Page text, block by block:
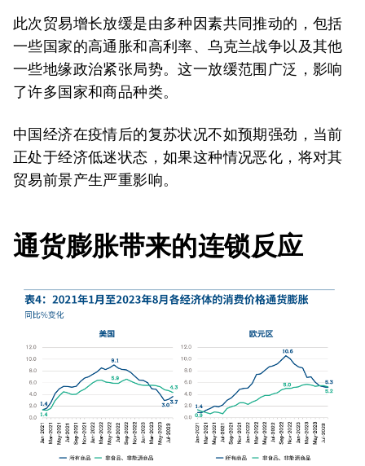
此次贸易增长放缓是由多种因素共同推动的，包括
一些国家的高通胀和高利率、乌克兰战争以及其他
一些地缘政治紧张局势。这一放缓范围广泛，影响
了许多国家和商品种类。
中国经济在疫情后的复苏状况不如预期强劲，当前
正处于经济低迷状态，如果这种情况恶化，将对其
贸易前景产生严重影响。
通货膨胀带来的连锁反应